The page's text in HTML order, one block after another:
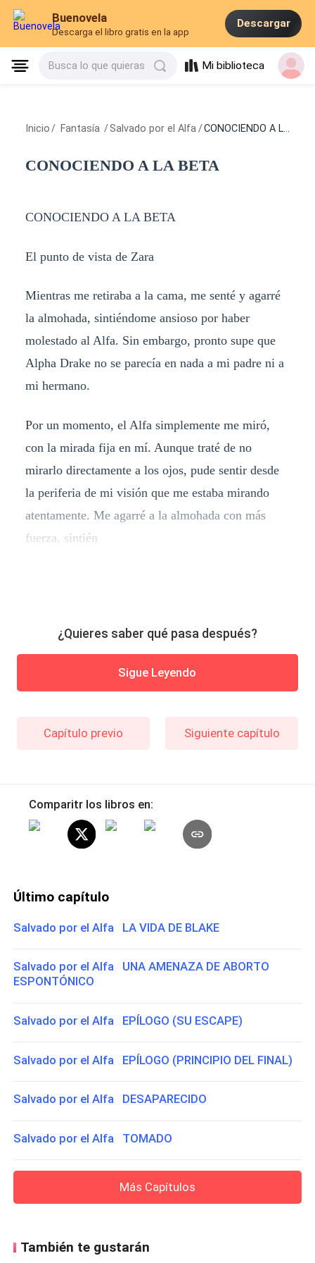
Buenovela
Descarga el libro gratis en la app
Descargar
Busca lo que quieras Mi biblioteca
Inicio / Fantasía /Salvado por el Alfa /CONOCIENDO A LA BETA
CONOCIENDO A LA BETA
CONOCIENDO A LA BETA
El punto de vista de Zara
Mientras me retiraba a la cama, me senté y agarré
la almohada, sintiéndome ansioso por haber
molestado al Alfa. Sin embargo, pronto supe que
Alpha Drake no se parecía en nada a mi padre ni a
mi hermano.
Por un momento, el Alfa simplemente me miró,
con la mirada fija en mí. Aunque traté de no
mirarlo directamente a los ojos, pude sentir desde
la periferia de mi visión que me estaba mirando
atentamente. Me agarré a la almohada con más
fuerza, sintién
¿Quieres saber qué pasa después?
Sigue Leyendo
Capítulo previo Siguiente capítulo
Comparitr los libros en:
Último capítulo
Salvado por el Alfa LA VIDA DE BLAKE
Salvado por el Alfa UNA AMENAZA DE ABORTO
ESPONTÓNICO
Salvado por el Alfa EPÍLOGO (SU ESCAPE)
Salvado por el Alfa EPÍLOGO (PRINCIPIO DEL FINAL)
Salvado por el Alfa DESAPARECIDO
Salvado por el Alfa TOMADO
Más Capítulos
También te gustarán